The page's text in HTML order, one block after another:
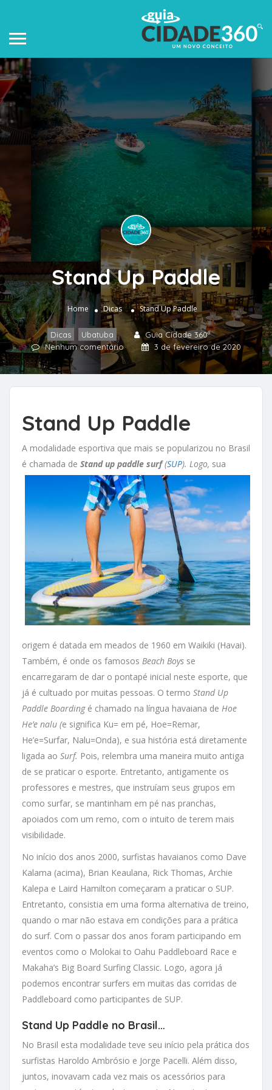
Stand Up Paddle
Home Dicas Stand Up Paddle
Dicas Ubatuba
Guia Cidade 360º
Nenhum comentário
3 de fevereiro de 2020
Stand Up Paddle
A modalidade esportiva que mais se popularizou no Brasil
é chamada de Stand up paddle surf(SUP). Logo, sua
origem é datada em meados de 1960 em Waikiki (Havai).
Também, é onde os famosos Beach Boys se
encarregaram de dar o pontapé inicial neste esporte, que
já é cultuado por muitas pessoas. O termo Stand Up
Paddle Boardingé chamado na língua havaiana de Hoe
He’e nalu (e significa Ku= em pé, Hoe=Remar,
He’e=Surfar, Nalu=Onda), e sua história está diretamente
ligada ao Surf. Pois, relembra uma maneira muito antiga
de se praticar o esporte. Entretanto, antigamente os
professores e mestres, que instruíam seus grupos em
como surfar, se mantinham em pé nas pranchas,
apoiados com um remo, com o intuito de terem mais
visibilidade.
No início dos anos 2000, surfistas havaianos como Dave
Kalama (acima), Brian Keaulana, Rick Thomas, Archie
Kalepa e Laird Hamilton começaram a praticar o SUP.
Entretanto, consistia em uma forma alternativa de treino,
quando o mar não estava em condições para a prática
do surf. Com o passar dos anos foram participando em
eventos como o Molokai to Oahu Paddleboard Race e
Makaha’s Big Board Surfing Classic. Logo, agora já
podemos encontrar surfers em muitas das corridas de
Paddleboard como participantes de SUP.
Stand Up Paddle no Brasil…
No Brasil esta modalidade teve seu início pela prática dos
surfistas Haroldo Ambrósio e Jorge Pacelli. Além disso,
juntos, inovavam cada vez mais os acessórios para